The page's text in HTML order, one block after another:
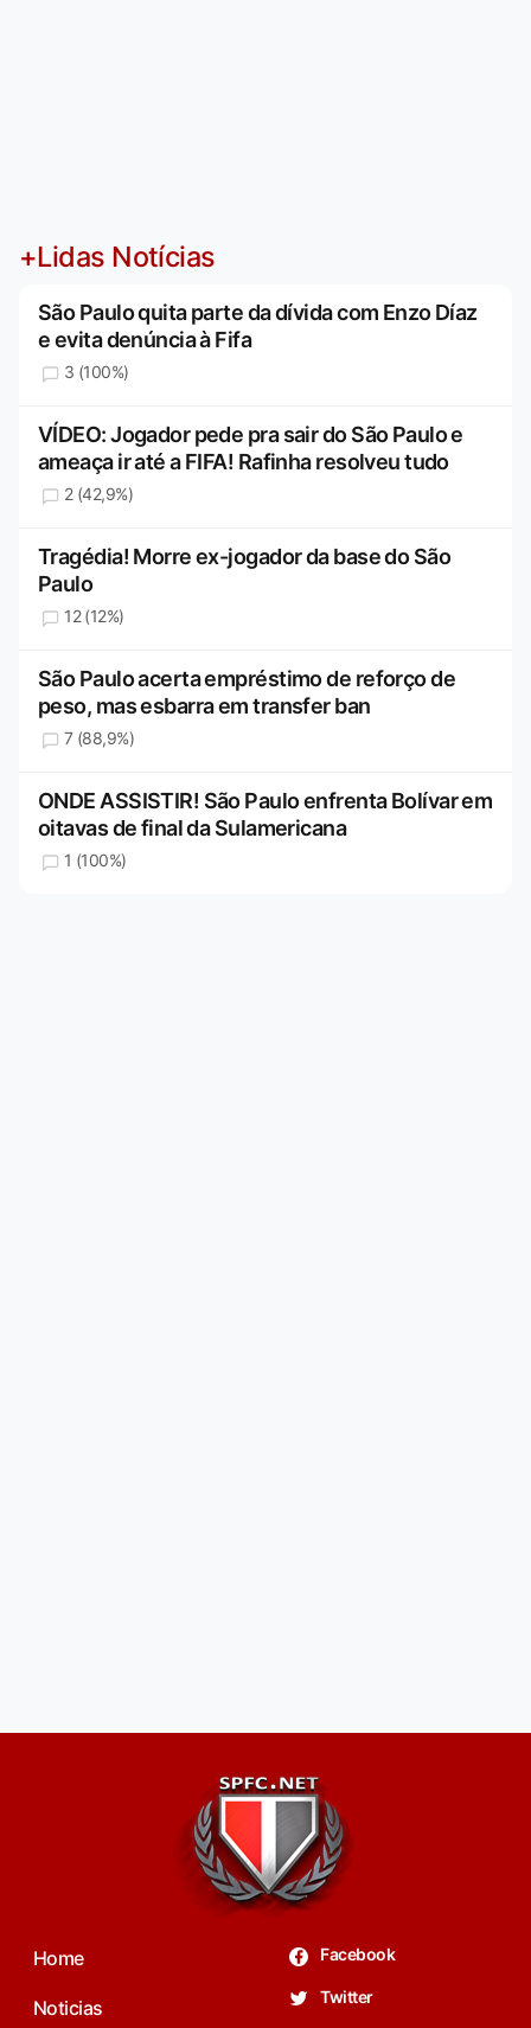
+Lidas Notícias
São Paulo quita parte da dívida com Enzo Díaz
e evita denúncia à Fifa
3 (100%)
VÍDEO: Jogador pede pra sair do São Paulo e
ameaça ir até a FIFA! Rafinha resolveu tudo
2 (42,9%)
Tragédia! Morre ex-jogador da base do São
Paulo
12 (12%)
São Paulo acerta empréstimo de reforço de
peso, mas esbarra em transfer ban
7 (88,9%)
ONDE ASSISTIR! São Paulo enfrenta Bolívar em
oitavas de final da Sulamericana
1 (100%)
Home
Noticias
Facebook
Twitter